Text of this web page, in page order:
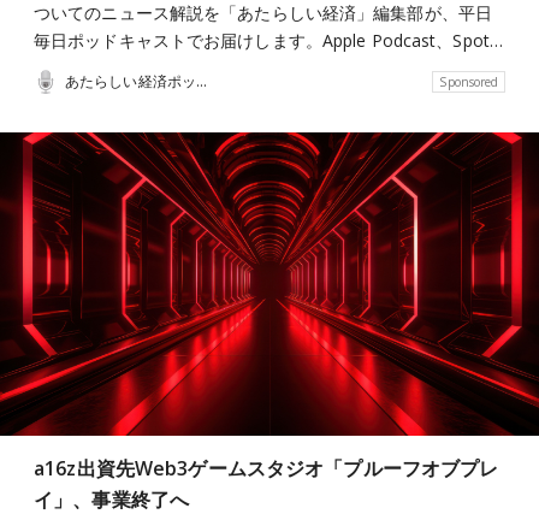
ついてのニュース解説を「あたらしい経済」編集部が、平日
毎日ポッドキャストでお届けします。Apple Podcast、Spot…
あたらしい経済ポッドキャスト Sponsored
a16z出資先Web3ゲームスタジオ「プルーフオブプレ
イ」、事業終了へ